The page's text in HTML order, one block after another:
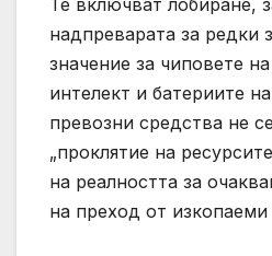
надпреварата за
значение за чиповете
интелект и батериите
превозни средства не
„проклятие на
на реалността за
на преход от изкопаеми